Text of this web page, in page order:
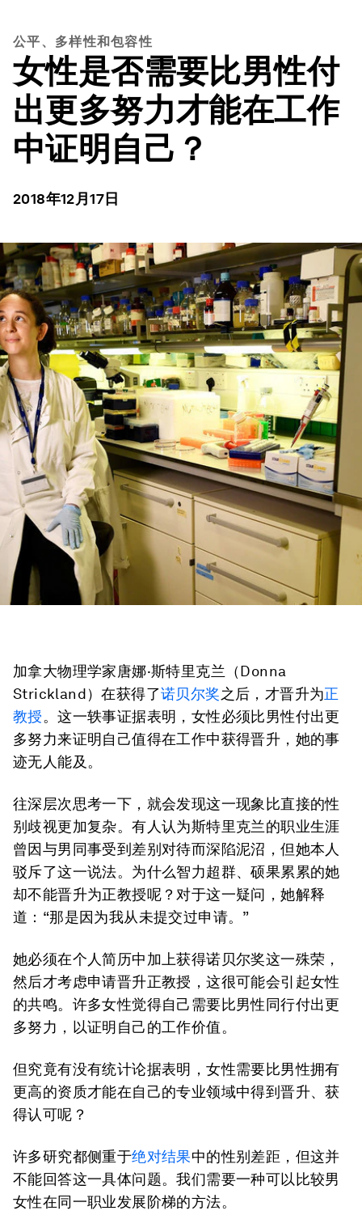
公平、多样性和包容性
女性是否需要比男性付
出更多努力才能在工作
中证明自己？
2018年12月17日
加拿大物理学家唐娜·斯特里克兰（Donna
Strickland）在获得了诺贝尔奖之后，才晋升为正
教授。这一轶事证据表明，女性必须比男性付出更
多努力来证明自己值得在工作中获得晋升，她的事
迹无人能及。
往深层次思考一下，就会发现这一现象比直接的性
别歧视更加复杂。有人认为斯特里克兰的职业生涯
曾因与男同事受到差别对待而深陷泥沼，但她本人
驳斥了这一说法。为什么智力超群、硕果累累的她
却不能晋升为正教授呢？对于这一疑问，她解释
道：“那是因为我从未提交过申请。”
她必须在个人简历中加上获得诺贝尔奖这一殊荣，
然后才考虑申请晋升正教授，这很可能会引起女性
的共鸣。许多女性觉得自己需要比男性同行付出更
多努力，以证明自己的工作价值。
但究竟有没有统计论据表明，女性需要比男性拥有
更高的资质才能在自己的专业领域中得到晋升、获
得认可呢？
许多研究都侧重于绝对结果中的性别差距，但这并
不能回答这一具体问题。我们需要一种可以比较男
女性在同一职业发展阶梯的方法。